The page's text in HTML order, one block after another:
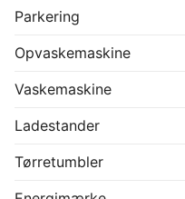
Parkering
Opvaskemaskine
Vaskemaskine
Ladestander
Tørretumbler